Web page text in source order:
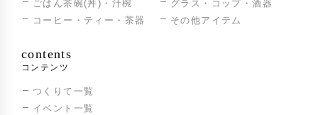
ごはん茶碗(丼)・汁椀
グラス・コップ・酒器
コーヒー・ティー・茶器
その他アイテム
contents
コンテンツ
つくりて一覧
イベント一覧